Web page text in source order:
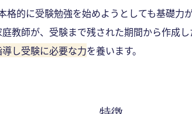
格的に受験勉強を始めようとしても基礎力
教師が、受験まで残された期間から作成
し受験に必要な力を養います。